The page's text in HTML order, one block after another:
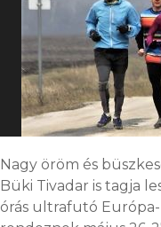
Nagy öröm és
Büki Tivadar is tagja
órás ultrafutó